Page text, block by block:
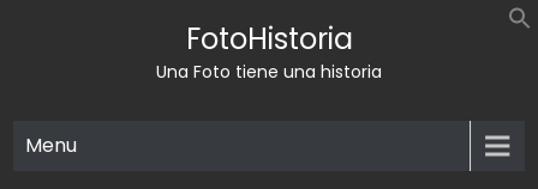
FotoHistoria
Una Foto tiene una historia
Menu